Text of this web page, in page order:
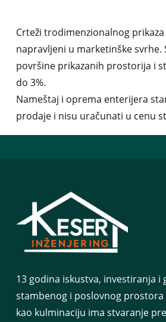
Crteži trodimenzionalnog
napravljeni u marketinške svrhe.
površine prikazanih prostorija i
do 3%.
Nameštaj i oprema enterijera
prodaje i nisu uračunati u cenu
13 godina iskustva, investiranja i
stambenog i poslovnog prostora
kao kulminaciju ima stvaranje